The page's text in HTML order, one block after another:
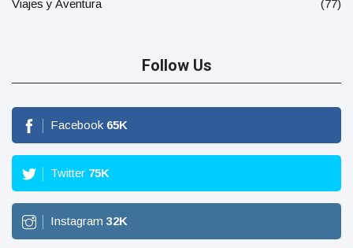
Viajes y Aventura
(77)
Follow Us
Facebook 65K
Twitter 75K
Instagram 32K